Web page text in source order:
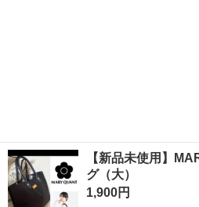
【新品未使用】
グ（大）
1,900円